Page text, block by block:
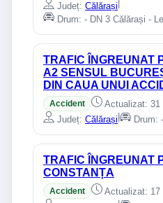
Județ: Călărași
Drum: - DN 3 Călărași -
TRAFIC ÎNGREUNAT
A2 SENSUL
DIN CAUA UNUI
Accident Actualizat: 31
Județ: Călărași Drum:
TRAFIC ÎNGREUNAT
CONSTANȚA
Accident Actualizat: 17